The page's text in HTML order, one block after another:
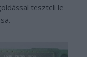
teszteli le